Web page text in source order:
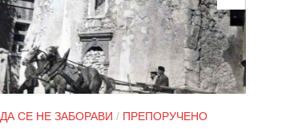
ДА СЕ НЕ ЗАБОРАВИ / ПРЕПОРУЧЕНО